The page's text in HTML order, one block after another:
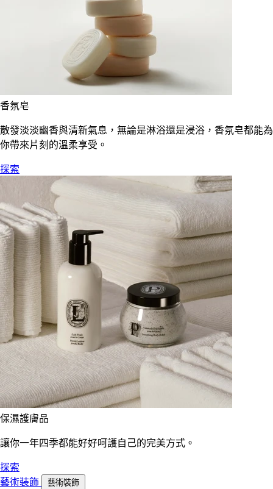
香氛皂
散發淡淡幽香與清新氣息，無論是淋浴還是浸浴，香氛皂都能為
你帶來片刻的溫柔享受。
探索
保濕護膚品
讓你一年四季都能好好呵護自己的完美方式。
探索
藝術裝飾
藝術裝飾